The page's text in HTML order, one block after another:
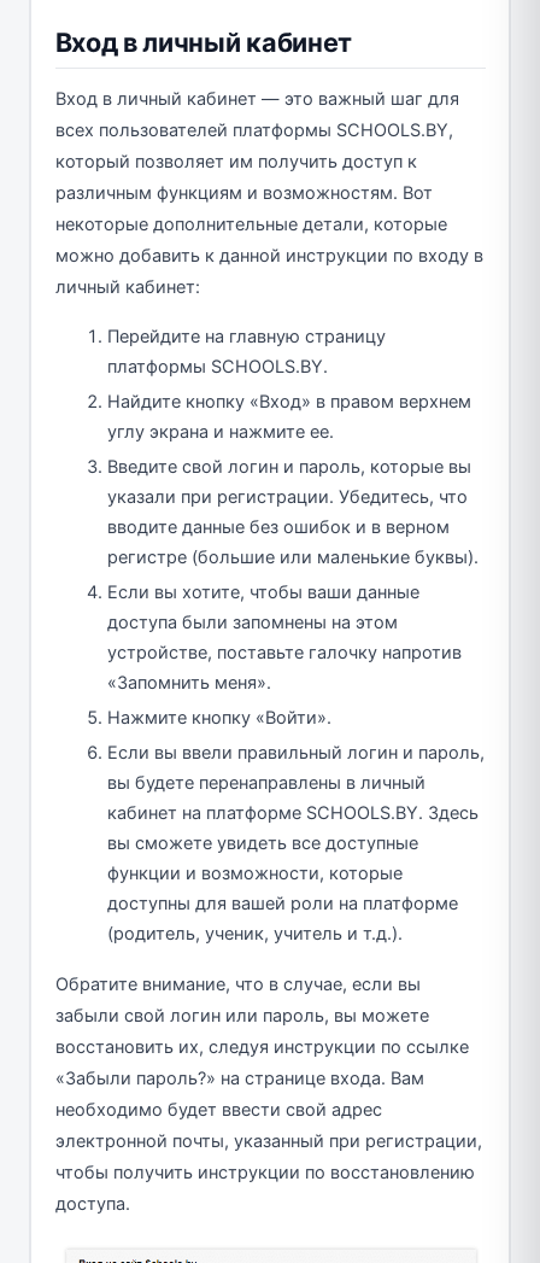
Вход в личный кабинет
Вход в личный кабинет — это важный шаг для
всех пользователей платформы SCHOOLS.BY,
который позволяет им получить доступ к
различным функциям и возможностям. Вот
некоторые дополнительные детали, которые
можно добавить к данной инструкции по входу в
личный кабинет:
Перейдите на главную страницу
платформы SCHOOLS.BY.
Найдите кнопку «Вход» в правом верхнем
углу экрана и нажмите ее.
Введите свой логин и пароль, которые вы
указали при регистрации. Убедитесь, что
вводите данные без ошибок и в верном
регистре (большие или маленькие буквы).
Если вы хотите, чтобы ваши данные
доступа были запомнены на этом
устройстве, поставьте галочку напротив
«Запомнить меня».
Нажмите кнопку «Войти».
Если вы ввели правильный логин и пароль,
вы будете перенаправлены в личный
кабинет на платформе SCHOOLS.BY. Здесь
вы сможете увидеть все доступные
функции и возможности, которые
доступны для вашей роли на платформе
(родитель, ученик, учитель и т.д.).
Обратите внимание, что в случае, если вы
забыли свой логин или пароль, вы можете
восстановить их, следуя инструкции по ссылке
«Забыли пароль?» на странице входа. Вам
необходимо будет ввести свой адрес
электронной почты, указанный при регистрации,
чтобы получить инструкции по восстановлению
доступа.